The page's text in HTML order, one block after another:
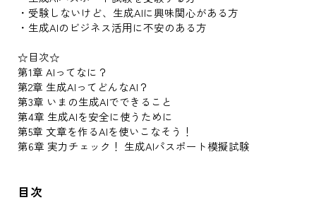
・受験しないけど、生成AIに興味関心がある方
・生成AIのビジネス活用に不安のある方
☆目次☆
第1章 AIってなに？
第2章 生成AIってどんなAI？
第3章 いまの生成AIでできること
第4章 生成AIを安全に使うために
第5章 文章を作るAIを使いこなそう！
第6章 実力チェック！ 生成AIパスポート模擬試験
目次